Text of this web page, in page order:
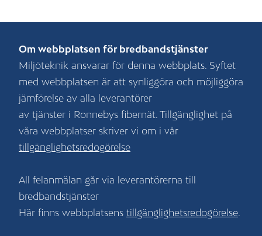
Om webbplatsen för bredbandstjänster
Miljöteknik ansvarar för denna webbplats. Syftet
med webbplatsen är att synliggöra och möjliggöra
jämförelse av alla leverantörer
av tjänster i Ronnebys fibernät. Tillgänglighet på
våra webbplatser skriver vi om i vår
tillgänglighetsredogörelse
All felanmälan går via leverantörerna till
bredbandstjänster
Här finns webbplatsens tillgänglighetsredogörelse.